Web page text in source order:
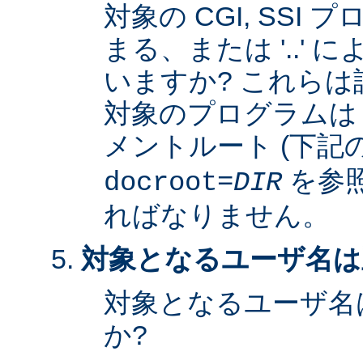
対象の CGI, SSI プ
まる、または '..' に
いますか? これら
対象のプログラム
メントルート (下記
docroot=DIRを参
ればなりません。
対象となるユーザ名
対象となるユーザ
か?